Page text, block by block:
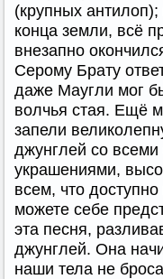
(крупных антилоп);
конца земли, всё
внезапно
Серому Брату
даже Маугли мог
волчья стая. Ещё
запели
джунглей со
украшениями,
всем, что
можете себе
эта песня,
джунглей. Она
наши тела не